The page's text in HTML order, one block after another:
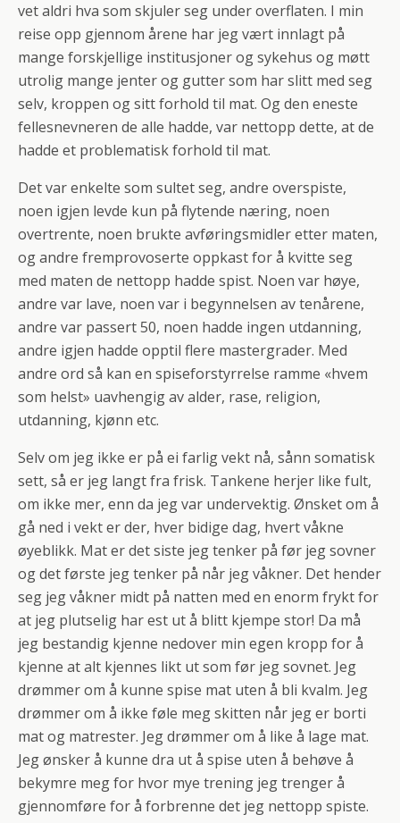
vet aldri hva som skjuler seg under overflaten. I min
reise opp gjennom årene har jeg vært innlagt på
mange forskjellige institusjoner og sykehus og møtt
utrolig mange jenter og gutter som har slitt med seg
selv, kroppen og sitt forhold til mat. Og den eneste
fellesnevneren de alle hadde, var nettopp dette, at de
hadde et problematisk forhold til mat.
Det var enkelte som sultet seg, andre overspiste,
noen igjen levde kun på flytende næring, noen
overtrente, noen brukte avføringsmidler etter maten,
og andre fremprovoserte oppkast for å kvitte seg
med maten de nettopp hadde spist. Noen var høye,
andre var lave, noen var i begynnelsen av tenårene,
andre var passert 50, noen hadde ingen utdanning,
andre igjen hadde opptil flere mastergrader. Med
andre ord så kan en spiseforstyrrelse ramme «hvem
som helst» uavhengig av alder, rase, religion,
utdanning, kjønn etc.
Selv om jeg ikke er på ei farlig vekt nå, sånn somatisk
sett, så er jeg langt fra frisk. Tankene herjer like fult,
om ikke mer, enn da jeg var undervektig. Ønsket om å
gå ned i vekt er der, hver bidige dag, hvert våkne
øyeblikk. Mat er det siste jeg tenker på før jeg sovner
og det første jeg tenker på når jeg våkner. Det hender
seg jeg våkner midt på natten med en enorm frykt for
at jeg plutselig har est ut å blitt kjempe stor! Da må
jeg bestandig kjenne nedover min egen kropp for å
kjenne at alt kjennes likt ut som før jeg sovnet. Jeg
drømmer om å kunne spise mat uten å bli kvalm. Jeg
drømmer om å ikke føle meg skitten når jeg er borti
mat og matrester. Jeg drømmer om å like å lage mat.
Jeg ønsker å kunne dra ut å spise uten å behøve å
bekymre meg for hvor mye trening jeg trenger å
gjennomføre for å forbrenne det jeg nettopp spiste.